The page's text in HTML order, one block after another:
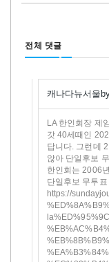
전체 댓글
캐나다뉴서울
LA 한인회장 제
갓 40세때인
답니다. 그런데
않아 단일후보
한인회는 2006
단일후보 무투
https://